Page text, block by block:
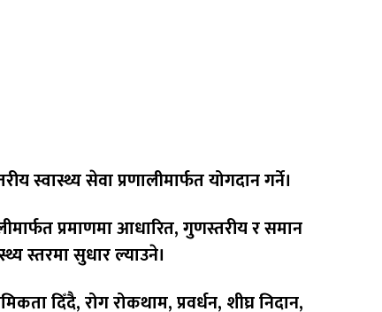
प्रसाद
कोइराला
अधिकारी
स्वास्थ्य सेवा प्रणालीमार्फत योगदान गर्ने।
प्रमाणमा आधारित, गुणस्तरीय र समान
स्तरमा सुधार ल्याउने।
दिँदै, रोग रोकथाम, प्रवर्धन, शीघ्र निदान,